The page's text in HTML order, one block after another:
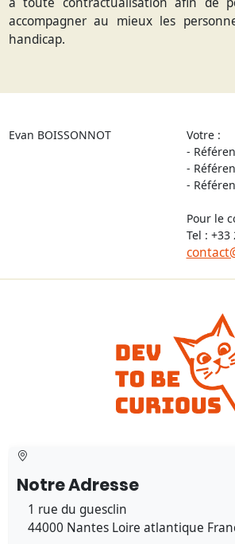
accompagner au mieux les
handicap.
Evan BOISSONNOT
Votre :
-
-
-
Pour le
Tel : +33
Notre Adresse
1 rue du guesclin
44000 Nantes Loire atlantique